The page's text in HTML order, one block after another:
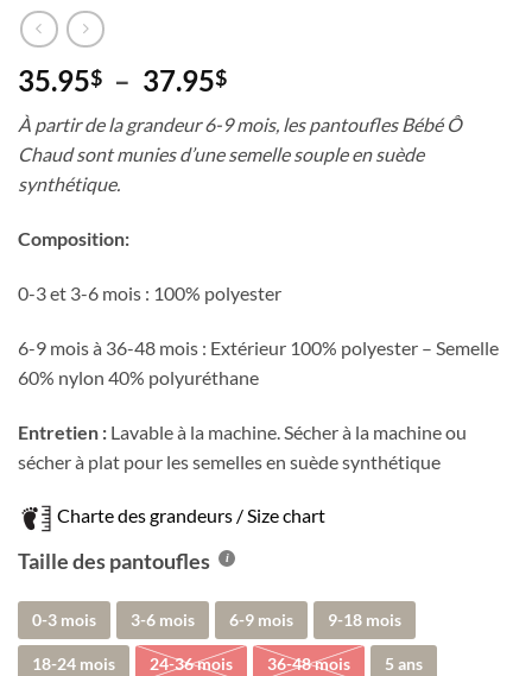
35.95$ – 37.95$Plage
prix :
35.95$
À partir de la grandeur 6-9 mois, les pantoufles Bébé Ô
Chaud sont munies d’une semelle souple en suède
synthétique.
Composition:
0-3 et 3-6 mois : 100% polyester
6-9 mois à 36-48 mois : Extérieur 100% polyester – Semelle
60% nylon 40% polyuréthane
Entretien : Lavable à la machine. Sécher à la machine ou
sécher à plat pour les semelles en suède synthétique
Charte des grandeurs / Size chart
Taille des pantoufles
0-3 mois 3-6 mois 6-9 mois 9-18 mois
18-24 mois 24-36 mois 36-48 mois 5 ans